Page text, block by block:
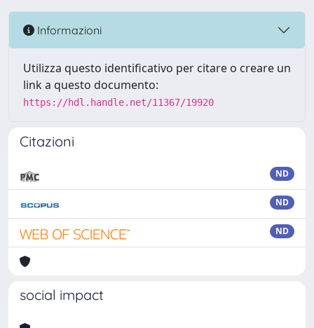
Informazioni
Utilizza questo identificativo per citare o creare un
link a questo documento:
https://hdl.handle.net/11367/19920
Citazioni
ND
ND
ND
social impact